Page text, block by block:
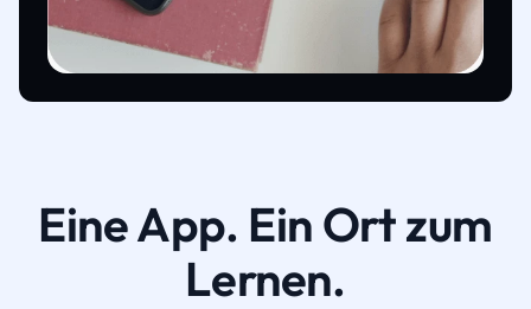
Eine App. Ein Ort zum
Lernen.